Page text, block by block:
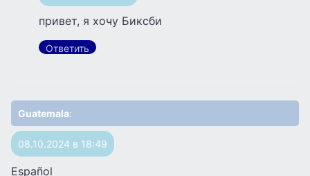
привет, я хочу Биксби
Ответить
Guatemala:
08.10.2024 в 18:49
Español